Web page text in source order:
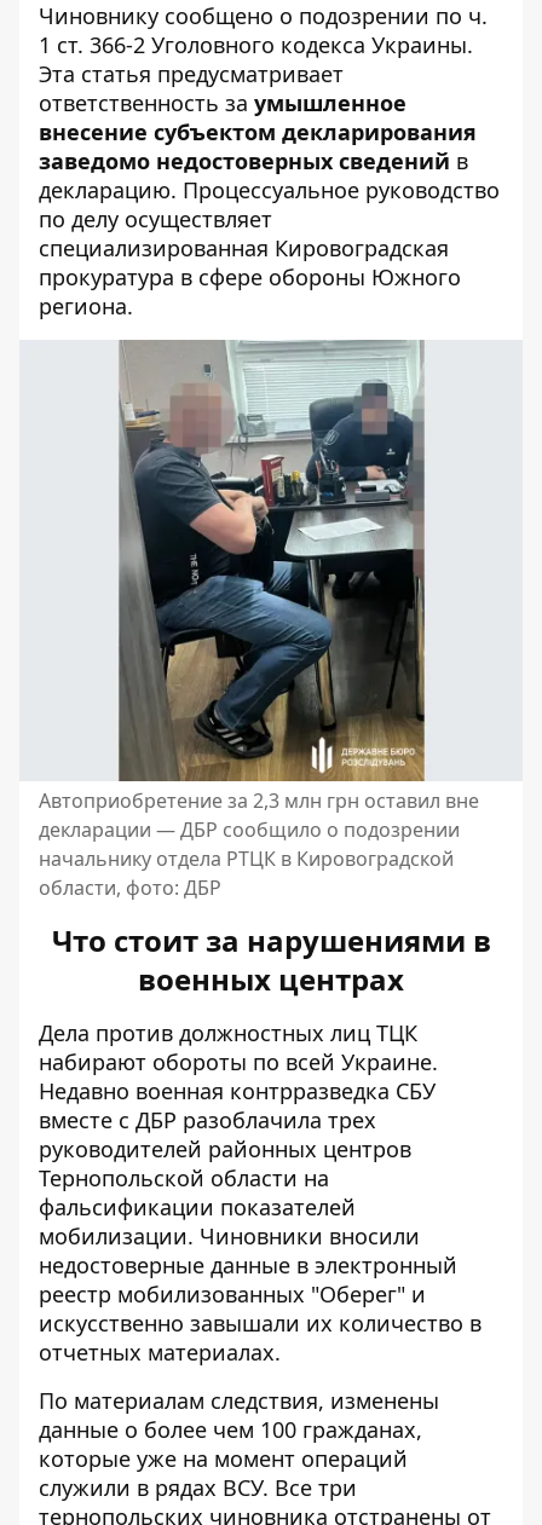
Чиновнику сообщено о подозрении по ч.
1 ст. 366-2 Уголовного кодекса Украины.
Эта статья предусматривает
ответственность за умышленное
внесение субъектом декларирования
заведомо недостоверных сведений в
декларацию. Процессуальное руководство
по делу осуществляет
специализированная Кировоградская
прокуратура в сфере обороны Южного
региона.
Автоприобретение за 2,3 млн грн оставил вне
декларации — ДБР сообщило о подозрении
начальнику отдела РТЦК в Кировоградской
области, фото: ДБР
Что стоит за нарушениями в
военных центрах
Дела против должностных лиц ТЦК
набирают обороты по всей Украине.
Недавно военная контрразведка СБУ
вместе с ДБР разоблачила трех
руководителей районных центров
Тернопольской области на
фальсификации показателей
мобилизации. Чиновники вносили
недостоверные данные в электронный
реестр мобилизованных "Оберег" и
искусственно завышали их количество в
отчетных материалах.
По материалам следствия, изменены
данные о более чем 100 гражданах,
которые уже на момент операций
служили в рядах ВСУ. Все три
тернопольских чиновника отстранены от